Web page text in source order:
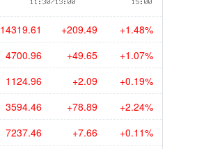
14319.61 +209.49 +1.48%
4700.96 +49.65 +1.07%
1124.96 +2.09 +0.19%
3594.46 +78.89 +2.24%
7237.46 +7.66 +0.11%